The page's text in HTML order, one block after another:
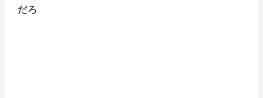
だろ